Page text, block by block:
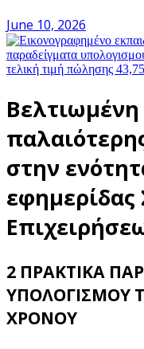
June 10, 2026
στην
2 ΠΡΑΚΤΙΚΑ
ΥΠΟΛΟΓΙΣΜΟΥ
ΧΡΟΝΟΥ